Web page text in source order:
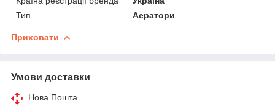
Тип
Аератори
Приховати
Умови доставки
Нова Пошта